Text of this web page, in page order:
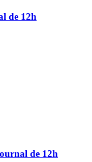
de 12h
de 12h